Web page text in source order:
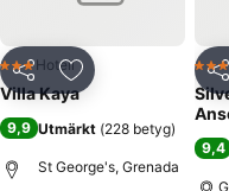
Dela Lägg till i Mina
3 Stjärnor
Hotell
Villa Kaya
9,9 Utmärkt (228 betyg)
St George's, Grenada
Dela
5
9,4